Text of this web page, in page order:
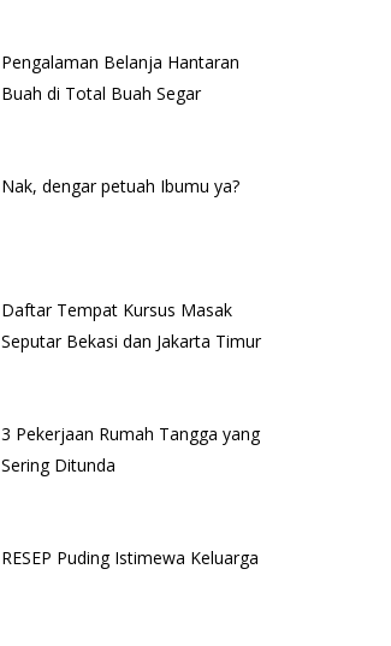
Pengalaman Belanja Hantaran
Buah di Total Buah Segar
Nak, dengar petuah Ibumu ya?
Daftar Tempat Kursus Masak
Seputar Bekasi dan Jakarta Timur
3 Pekerjaan Rumah Tangga yang
Sering Ditunda
RESEP Puding Istimewa Keluarga